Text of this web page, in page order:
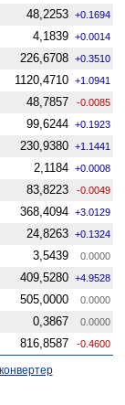
48,2253 +0.1694
4,1839 +0.0014
226,6708 +0.3510
1120,4710 +1.0941
48,7857 -0.0085
99,6244 +0.1923
230,9380 +1.1441
2,1184 +0.0008
83,8223 -0.0049
368,4094 +3.0129
24,8263 +0.1324
3,5439 0.0000
409,5280 +4.9528
505,0000 0.0000
0,3867 0.0000
816,8587 -0.4600
конвертер